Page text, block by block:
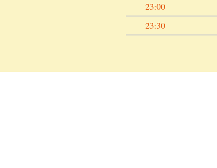
23:00
23:30